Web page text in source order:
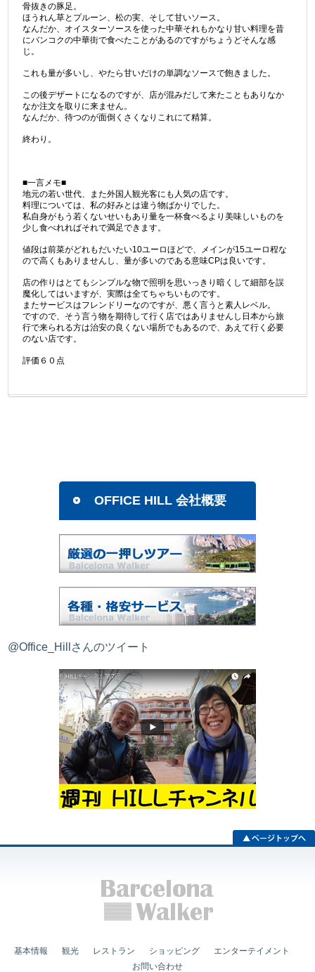
骨抜きの豚足。
ほうれん草とプルーン、松の実、そして甘いソース。
なんだか、オイスターソースを使った中華それもかなり甘い料理を昔
にバンコクの中華街で食べたことがあるのですがちょうどそんな感
じ。
これも量が多いし、やたら甘いだけの単調なソースで飽きました。
この後デザートになるのですが、店が混みだして来たこともありなか
なか注文を取りに来ません。
なんだか、待つのが面倒くさくなりこれにて精算。
終わり。
■一言メモ■
地元の若い世代、また外国人観光客にも人気の店です。
料理については、私の好みとは違う物ばかりでした。
私自身がもう若くないせいもあり量を一杯食べるより美味しいものを
少し食べれればそれで満足できます。
値段は前菜がどれもだいたい10ユーロほどで、メインが15ユーロ程な
ので高くもありませんし、量が多いのである意味CPは良いです。
店の作りはとてもシンプルな物で照明を思いっきり暗くして細部を誤
魔化してはいますが、実際は全てちゃちいものです。
またサービスはフレンドリーなのですが、悪く言うと素人レベル。
ですので、そう言う物を期待して行く店ではありませんし日本から旅
行で来られる方は治安の良くない場所でもあるので、あえて行く必要
のない店です。
評価６０点
OFFICE HILL 会社概要
@Office_Hillさんのツイート
基本情報 観光 レストラン ショッピング
エンターテイメント
お問い合わせ